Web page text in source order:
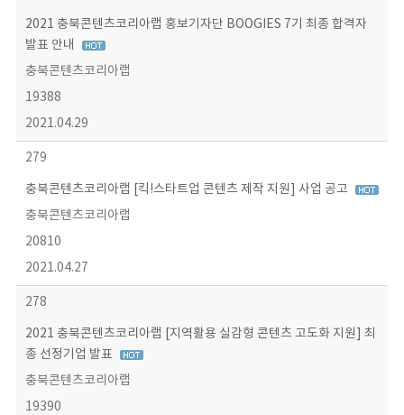
2021 충북콘텐츠코리아랩 홍보기자단 BOOGIES 7기 최종 합격자
발표 안내
충북콘텐츠코리아랩
19388
2021.04.29
279
충북콘텐츠코리아랩 [킥!스타트업 콘텐츠 제작 지원] 사업 공고
충북콘텐츠코리아랩
20810
2021.04.27
278
2021 충북콘텐츠코리아랩 [지역활용 실감형 콘텐츠 고도화 지원] 최
종 선정기업 발표
충북콘텐츠코리아랩
19390